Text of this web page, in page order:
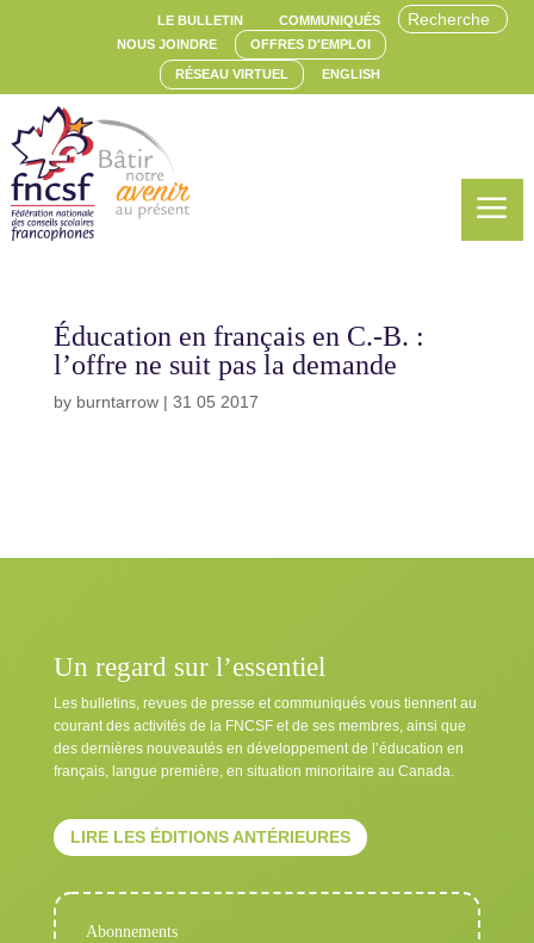
LE BULLETIN
COMMUNIQUÉS
NOUS JOINDRE
OFFRES D'EMPLOI
RÉSEAU VIRTUEL ENGLISH
a
Éducation en français en C.-B. :
l’offre ne suit pas la demande
by burntarrow| 31 05 2017
Un regard sur l’essentiel
Les bulletins, revues de presse et communiqués vous tiennent au
courant des activités de la FNCSF et de ses membres, ainsi que
des dernières nouveautés en développement de l’éducation en
français, langue première, en situation minoritaire au Canada.
LIRE LES ÉDITIONS ANTÉRIEURES
Abonnements